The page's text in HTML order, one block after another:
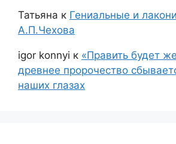
Татьяна к Гениальные и
А.П.Чехова
igor konnyi к «Править будет
древнее пророчество
наших глазах